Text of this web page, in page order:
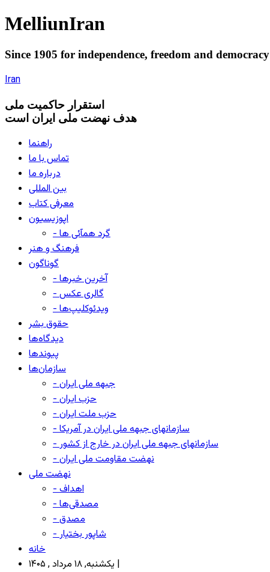
MelliunIran
Since 1905 for independence, freedom and democracy
Iran
استقرار حاکميت ملی
هدف نهضت ملی ایران است
راهنما
تماس با ما
درباره ما
بین المللی
معرفی کتاب
اپوزیسیون
- گرد همآئی ها
فرهنگ و هنر
گوناگون
- آخرین خبرها
- گالری عکس
- ویدئوکلیپ‌ها
حقوق بشر
دیدگاه‌ها
پیوندها
سازمان‌ها
- جبهه ملی ایران
- حزب ایران
- حزب ملت ایران
- سازمانهای جبهه ملی ایران در آمریکا
- سازمانهای جبهه ملی ایران در خارج از کشور
- نهضت مقاومت ملی ایران
نهضت ملی
- اهداف
- مصدقی‌ها
- مصدق
- شاپور بختیار
خانه
یکشنبه, ۱۸ مرداد , ۱۴۰۵ |